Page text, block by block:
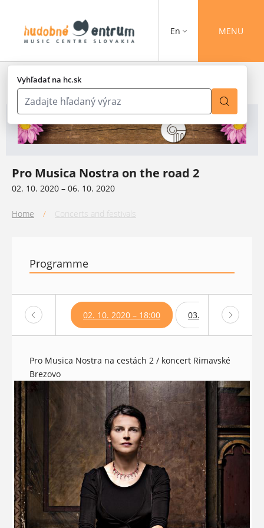
Vyhľadať na hc.sk
En MENU
Pro Musica Nostra on the road 2
02. 10. 2020 – 06. 10. 2020
Home / Concerts and festivals
Programme
02. 10. 2020 – 18:00 03. 10. 2020 –
Pro Musica Nostra na cestách 2 / koncert Rimavské
Brezovo